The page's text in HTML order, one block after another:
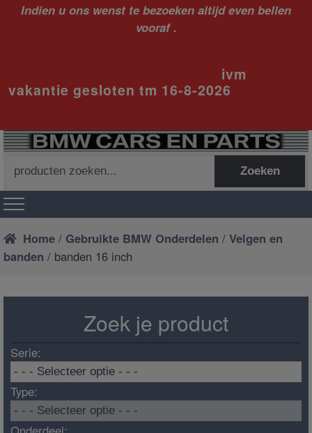
Indien u ons wenst te bezoeken altijd even bellen
vooraf .
ivm
vakantie gesloten tm 16-8-2026
naar:
Zoeken
Home / Gebruikte BMW Onderdelen /Velgen en
banden / banden 16 inch
Zoek je product
Serie:
Type: